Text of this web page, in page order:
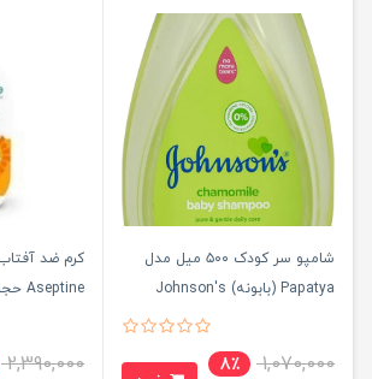
شامپو سر کودک ۵۰۰ میل مدل
Papatya (بابونه) Johnson's
1,070,000
8٪
Aseptine حجم ۲۰۰ میل ترکیه ای
2,390,000